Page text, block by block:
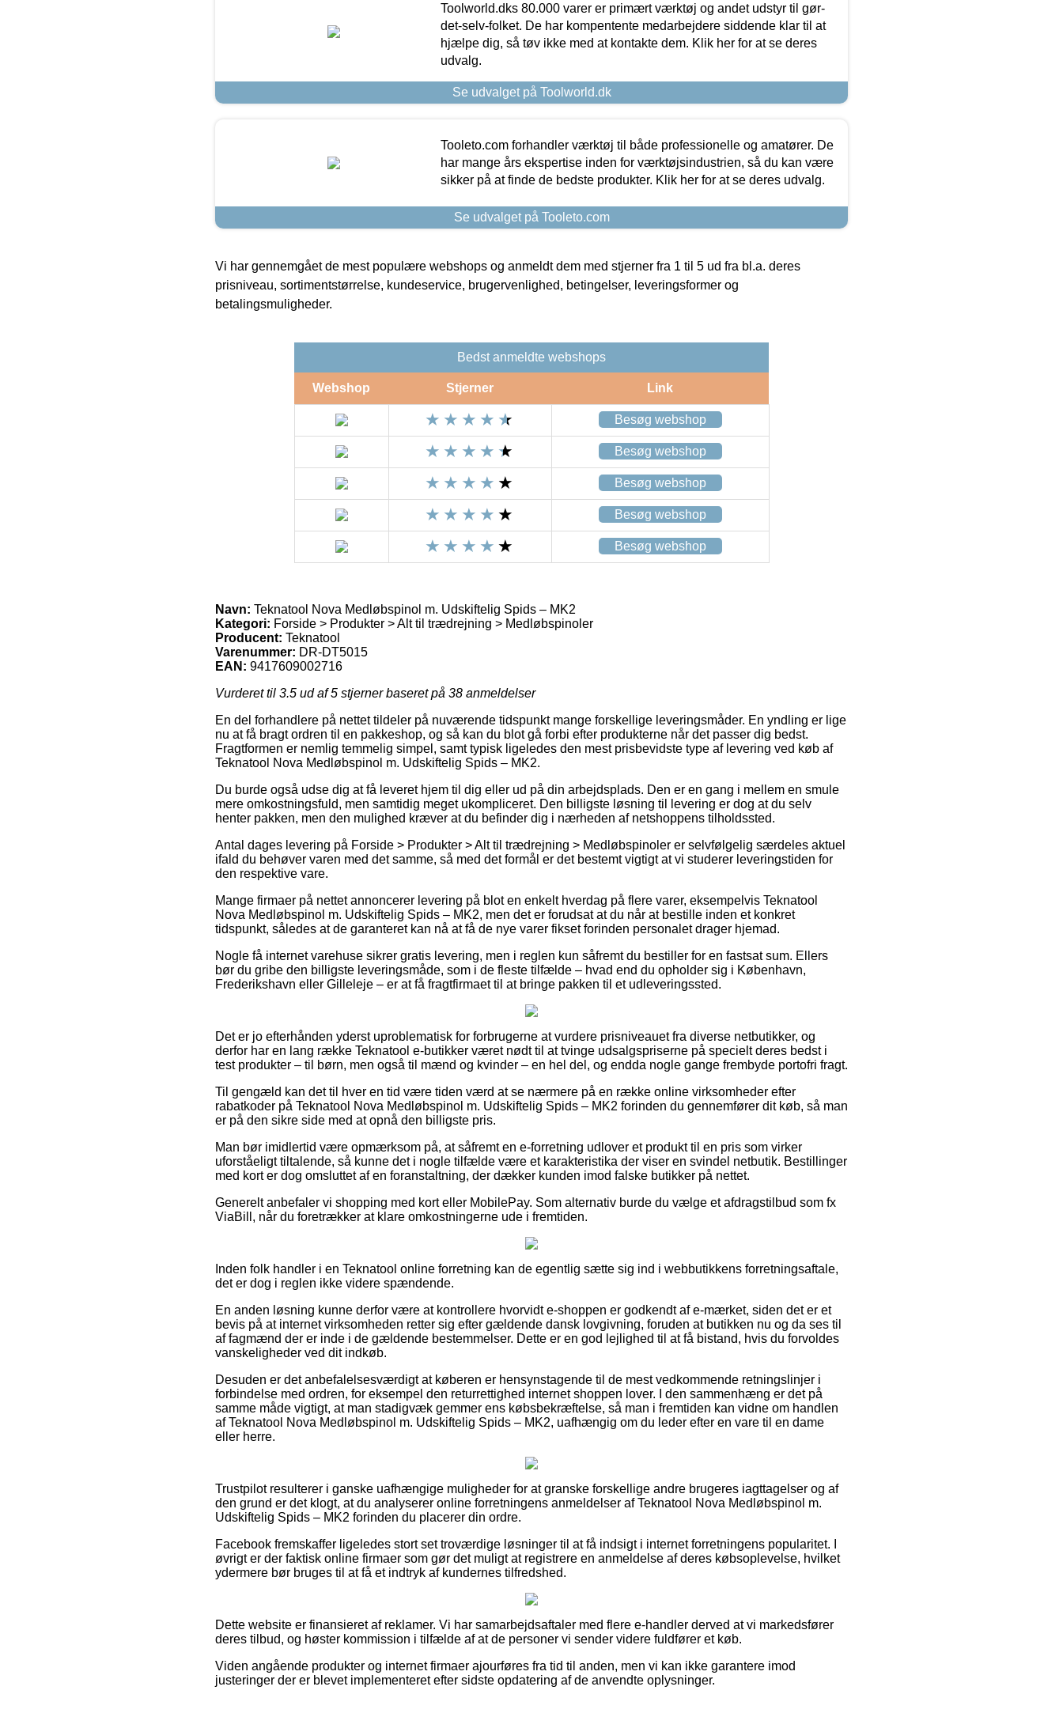
Toolworld.dks 80.000 varer er primært værktøj og andet udstyr til gør-
det-selv-folket. De har kompentente medarbejdere siddende klar til at
hjælpe dig, så tøv ikke med at kontakte dem. Klik her for at se deres
udvalg.
Se udvalget på Toolworld.dk
Tooleto.com forhandler værktøj til både professionelle og amatører. De
har mange års ekspertise inden for værktøjsindustrien, så du kan være
sikker på at finde de bedste produkter. Klik her for at se deres udvalg.
Se udvalget på Tooleto.com
Vi har gennemgået de mest populære webshops og anmeldt dem med stjerner fra 1 til 5 ud fra bl.a. deres
prisniveau, sortimentstørrelse, kundeservice, brugervenlighed, betingelser, leveringsformer og
betalingsmuligheder.
Bedst anmeldte webshops
Webshop Stjerner Link
Besøg webshop
Besøg webshop
Besøg webshop
Besøg webshop
Besøg webshop
Navn: Teknatool Nova Medløbspinol m. Udskiftelig Spids – MK2
Kategori: Forside > Produkter > Alt til trædrejning > Medløbspinoler
Producent: Teknatool
Varenummer: DR-DT5015
EAN: 9417609002716
Vurderet til 3.5 ud af 5 stjerner baseret på 38 anmeldelser
En del forhandlere på nettet tildeler på nuværende tidspunkt mange forskellige leveringsmåder. En yndling er lige
nu at få bragt ordren til en pakkeshop, og så kan du blot gå forbi efter produkterne når det passer dig bedst.
Fragtformen er nemlig temmelig simpel, samt typisk ligeledes den mest prisbevidste type af levering ved køb af
Teknatool Nova Medløbspinol m. Udskiftelig Spids – MK2.
Du burde også udse dig at få leveret hjem til dig eller ud på din arbejdsplads. Den er en gang i mellem en smule
mere omkostningsfuld, men samtidig meget ukompliceret. Den billigste løsning til levering er dog at du selv
henter pakken, men den mulighed kræver at du befinder dig i nærheden af netshoppens tilholdssted.
Antal dages levering på Forside > Produkter > Alt til trædrejning > Medløbspinoler er selvfølgelig særdeles aktuel
ifald du behøver varen med det samme, så med det formål er det bestemt vigtigt at vi studerer leveringstiden for
den respektive vare.
Mange firmaer på nettet annoncerer levering på blot en enkelt hverdag på flere varer, eksempelvis Teknatool
Nova Medløbspinol m. Udskiftelig Spids – MK2, men det er forudsat at du når at bestille inden et konkret
tidspunkt, således at de garanteret kan nå at få de nye varer fikset forinden personalet drager hjemad.
Nogle få internet varehuse sikrer gratis levering, men i reglen kun såfremt du bestiller for en fastsat sum. Ellers
bør du gribe den billigste leveringsmåde, som i de fleste tilfælde – hvad end du opholder sig i København,
Frederikshavn eller Gilleleje – er at få fragtfirmaet til at bringe pakken til et udleveringssted.
Det er jo efterhånden yderst uproblematisk for forbrugerne at vurdere prisniveauet fra diverse netbutikker, og
derfor har en lang række Teknatool e-butikker været nødt til at tvinge udsalgspriserne på specielt deres bedst i
test produkter – til børn, men også til mænd og kvinder – en hel del, og endda nogle gange frembyde portofri fragt.
Til gengæld kan det til hver en tid være tiden værd at se nærmere på en række online virksomheder efter
rabatkoder på Teknatool Nova Medløbspinol m. Udskiftelig Spids – MK2 forinden du gennemfører dit køb, så man
er på den sikre side med at opnå den billigste pris.
Man bør imidlertid være opmærksom på, at såfremt en e-forretning udlover et produkt til en pris som virker
uforståeligt tiltalende, så kunne det i nogle tilfælde være et karakteristika der viser en svindel netbutik. Bestillinger
med kort er dog omsluttet af en foranstaltning, der dækker kunden imod falske butikker på nettet.
Generelt anbefaler vi shopping med kort eller MobilePay. Som alternativ burde du vælge et afdragstilbud som fx
ViaBill, når du foretrækker at klare omkostningerne ude i fremtiden.
Inden folk handler i en Teknatool online forretning kan de egentlig sætte sig ind i webbutikkens forretningsaftale,
det er dog i reglen ikke videre spændende.
En anden løsning kunne derfor være at kontrollere hvorvidt e-shoppen er godkendt af e-mærket, siden det er et
bevis på at internet virksomheden retter sig efter gældende dansk lovgivning, foruden at butikken nu og da ses til
af fagmænd der er inde i de gældende bestemmelser. Dette er en god lejlighed til at få bistand, hvis du forvoldes
vanskeligheder ved dit indkøb.
Desuden er det anbefalelsesværdigt at køberen er hensynstagende til de mest vedkommende retningslinjer i
forbindelse med ordren, for eksempel den returrettighed internet shoppen lover. I den sammenhæng er det på
samme måde vigtigt, at man stadigvæk gemmer ens købsbekræftelse, så man i fremtiden kan vidne om handlen
af Teknatool Nova Medløbspinol m. Udskiftelig Spids – MK2, uafhængig om du leder efter en vare til en dame
eller herre.
Trustpilot resulterer i ganske uafhængige muligheder for at granske forskellige andre brugeres iagttagelser og af
den grund er det klogt, at du analyserer online forretningens anmeldelser af Teknatool Nova Medløbspinol m.
Udskiftelig Spids – MK2 forinden du placerer din ordre.
Facebook fremskaffer ligeledes stort set troværdige løsninger til at få indsigt i internet forretningens popularitet. I
øvrigt er der faktisk online firmaer som gør det muligt at registrere en anmeldelse af deres købsoplevelse, hvilket
ydermere bør bruges til at få et indtryk af kundernes tilfredshed.
Dette website er finansieret af reklamer. Vi har samarbejdsaftaler med flere e-handler derved at vi markedsfører
deres tilbud, og høster kommission i tilfælde af at de personer vi sender videre fuldfører et køb.
Viden angående produkter og internet firmaer ajourføres fra tid til anden, men vi kan ikke garantere imod
justeringer der er blevet implementeret efter sidste opdatering af de anvendte oplysninger.